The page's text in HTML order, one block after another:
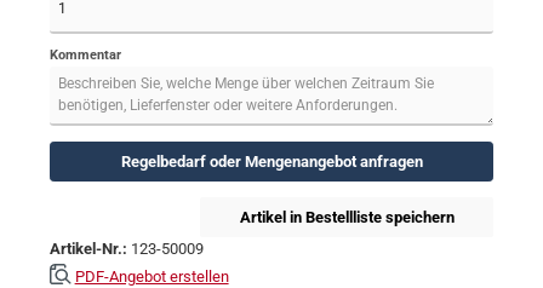
Kommentar
Regelbedarf oder Mengenangebot anfragen
Artikel in Bestellliste speichern
Artikel-Nr.: 123-50009
PDF-Angebot erstellen